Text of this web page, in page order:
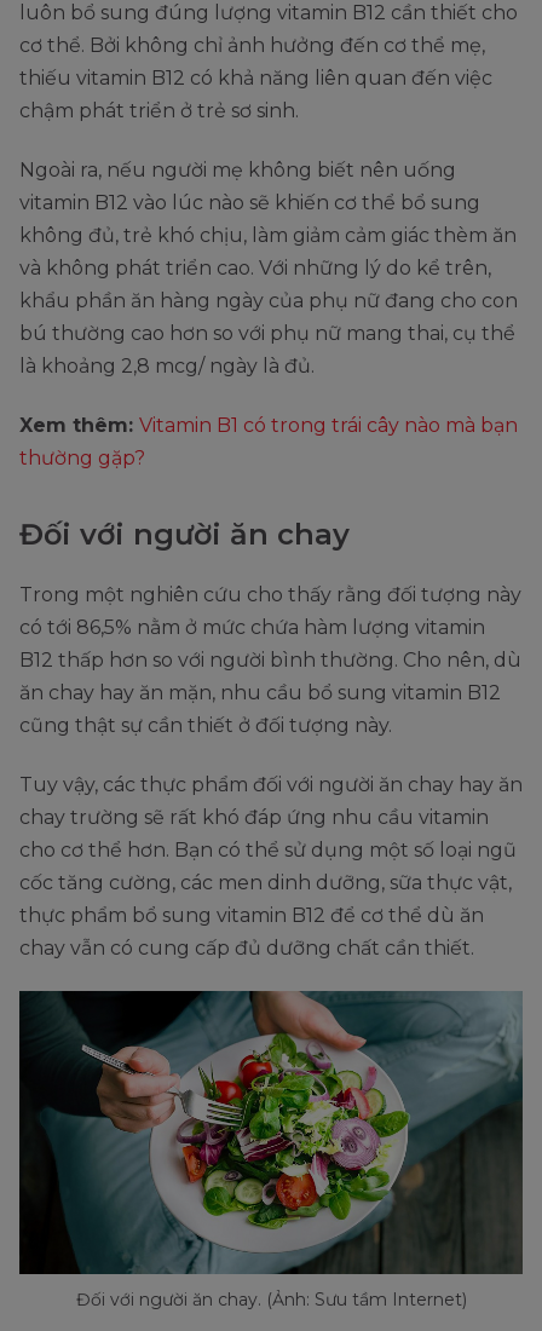
luôn bổ sung đúng lượng vitamin B12 cần thiết cho
cơ thể. Bởi không chỉ ảnh hưởng đến cơ thể mẹ,
thiếu vitamin B12 có khả năng liên quan đến việc
chậm phát triển ở trẻ sơ sinh.
Ngoài ra, nếu người mẹ không biết nên uống
vitamin B12 vào lúc nào sẽ khiến cơ thể bổ sung
không đủ, trẻ khó chịu, làm giảm cảm giác thèm ăn
và không phát triển cao. Với những lý do kể trên,
khẩu phần ăn hàng ngày của phụ nữ đang cho con
bú thường cao hơn so với phụ nữ mang thai, cụ thể
là khoảng 2,8 mcg/ ngày là đủ.
Xem thêm: Vitamin B1 có trong trái cây nào mà bạn
thường gặp?
Đối với người ăn chay
Trong một nghiên cứu cho thấy rằng đối tượng này
có tới 86,5% nằm ở mức chứa hàm lượng vitamin
B12 thấp hơn so với người bình thường. Cho nên, dù
ăn chay hay ăn mặn, nhu cầu bổ sung vitamin B12
cũng thật sự cần thiết ở đối tượng này.
Tuy vậy, các thực phẩm đối với người ăn chay hay ăn
chay trường sẽ rất khó đáp ứng nhu cầu vitamin
cho cơ thể hơn. Bạn có thể sử dụng một số loại ngũ
cốc tăng cường, các men dinh dưỡng, sữa thực vật,
thực phẩm bổ sung vitamin B12 để cơ thể dù ăn
chay vẫn có cung cấp đủ dưỡng chất cần thiết.
Đối với người ăn chay. (Ảnh: Sưu tầm Internet)